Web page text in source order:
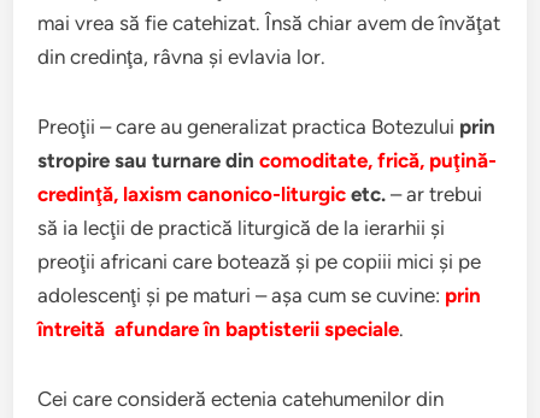
mai vrea să fie catehizat. Însă chiar avem de învăţat
din credinţa, râvna şi evlavia lor.
Preoţii – care au generalizat practica Botezului prin
stropire sau turnare dincomoditate, frică, puţină-
credinţă, laxism canonico-liturgic etc. – ar trebui
să ia lecţii de practică liturgică de la ierarhii şi
preoţii africani care botează şi pe copiii mici şi pe
adolescenţi şi pe maturi – aşa cum se cuvine: prin
întreită afundare în baptisterii speciale.
Cei care consideră ectenia catehumenilor din